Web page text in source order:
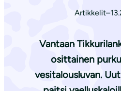
Artikkelit–
Vantaan
osittainen
vesitalousluvan.